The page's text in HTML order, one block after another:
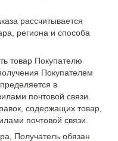
рассчитывается
региона и способа
товар Покупателю
Покупателем
в
почтовой связи.
содержащих товар,
почтовой связи.
Получатель обязан